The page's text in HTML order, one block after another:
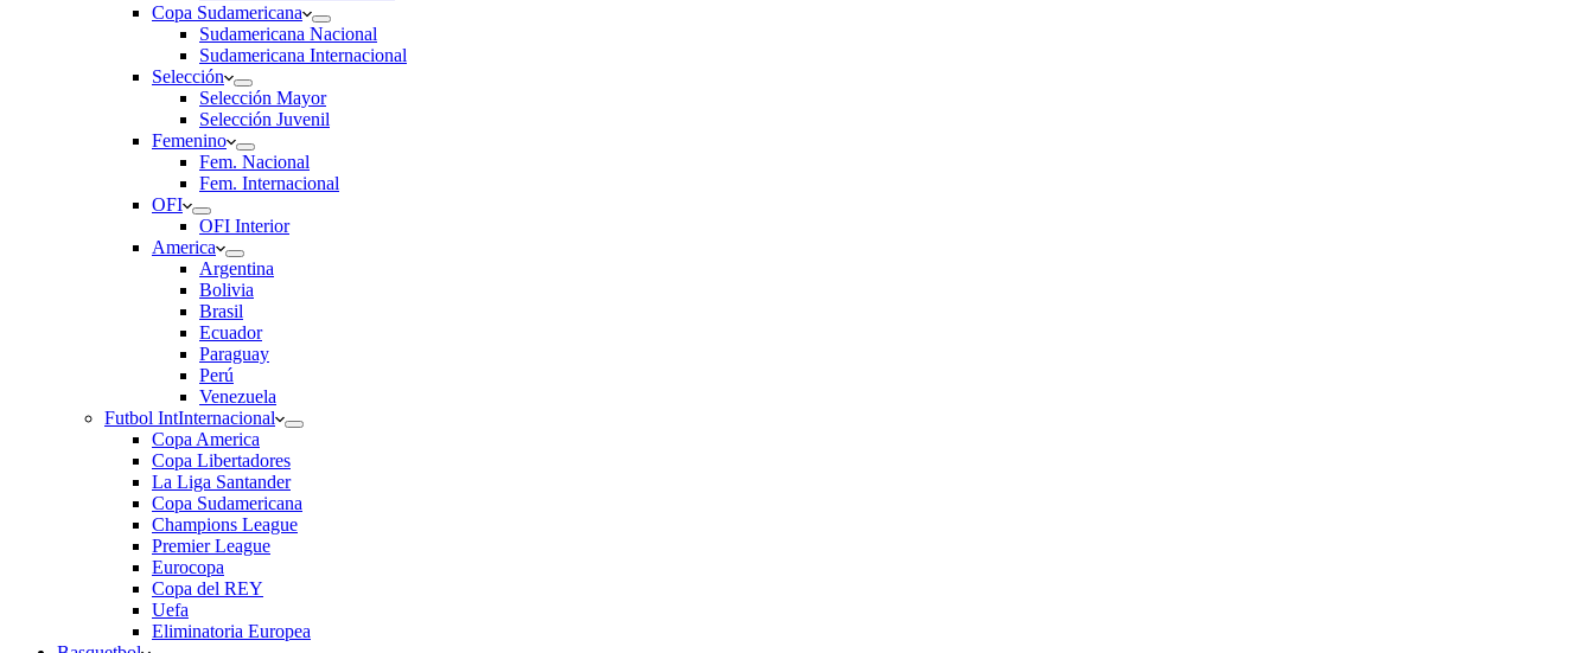
Copa Sudamericana
Sudamericana Nacional
Sudamericana Internacional
Selección
Selección Mayor
Selección Juvenil
Femenino
Fem. Nacional
Fem. Internacional
OFI
OFI Interior
America
Argentina
Bolivia
Brasil
Ecuador
Paraguay
Perú
Venezuela
Futbol IntInternacional
Copa America
Copa Libertadores
La Liga Santander
Copa Sudamericana
Champions League
Premier League
Eurocopa
Copa del REY
Uefa
Eliminatoria Europea